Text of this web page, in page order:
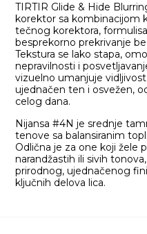
TIRTIR Glide & Hide
korektor sa kombinacijom
tečnog korektora,
besprekorno prekrivanje
Tekstura se lako stapa,
nepravilnosti i
vizuelno umanjuje
ujednačen ten i osvežen,
celog dana.
Nijansa #4N je srednje
tenove sa balansiranim
Odlična je za one koji žele
narandžastih ili sivih
prirodnog, ujednačenog
ključnih delova lica.